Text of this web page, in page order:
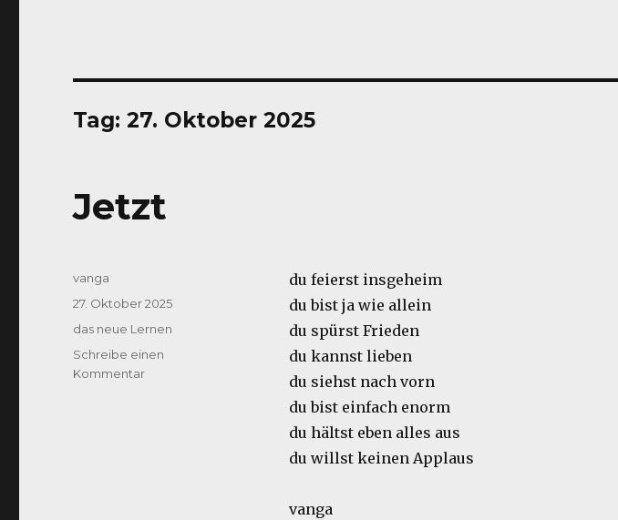
Tag:27. Oktober 2025
Jetzt
du feierst insgeheim
du bist ja wie allein
du spürst Frieden
du kannst lieben
du siehst nach vorn
du bist einfach enorm
du hältst eben alles aus
du willst keinen Applaus
vanga
Autor
vanga
Veröffentlicht
am
27. Oktober 2025
Kategorien
das neue Lernen
Schreibe einen
Kommentarzu